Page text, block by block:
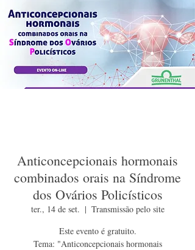
Anticoncepcionais hormonais
combinados orais na Síndrome
dos Ovários Policísticos
ter., 14 de set.
  |
Transmissão pelo site
Este evento é gratuito.
Tema: "Anticoncepcionais hormonais